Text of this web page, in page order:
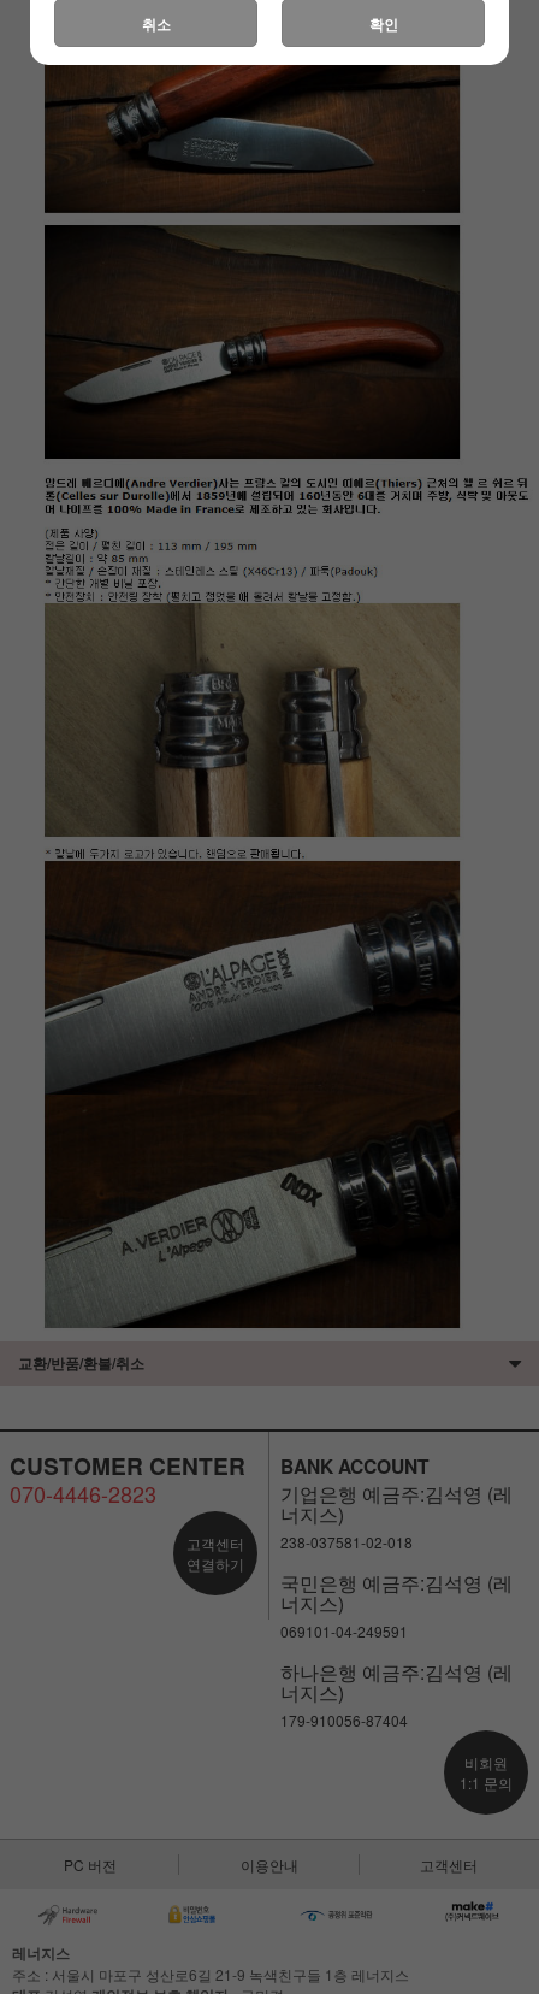
이코 라이프 하
교환/반품/환불/취소
CUSTOMER CENTER
070-4446-2823
고객센터
연결하기
BANK ACCOUNT
기업은행 예금주:김석영 (레
너지스)
238-037581-02-018
국민은행 예금주:김석영 (레
너지스)
069101-04-249591
하나은행 예금주:김석영 (레
너지스)
179-910056-87404
비회원
1:1 문의
PC 버전 이용안내 고객센터
레너지스
주소 : 서울시 마포구 성산로6길 21-9 녹색친구들 1층 레너지스
취소 확인